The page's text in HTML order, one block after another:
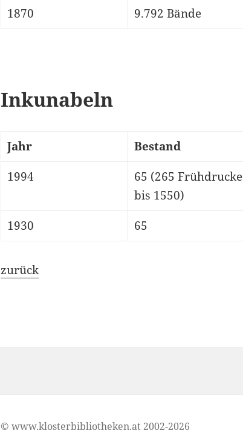
1870
9.792 Bände
Inkunabeln
Jahr Bestand
1994
65 (265 Frühdrucke
bis 1550)
1930 65
zurück
© www.klosterbibliotheken.at 2002-2026